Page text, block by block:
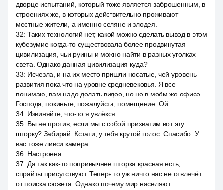
дворце испытаний, который тоже является заброшенным, в
строениях же, в которых действительно проживают
местные жители, а именно селяне и злодея.
32: Таких технологий нет, какой можно сделать вывод в этом
кубезумие когда-то существовала более продвинутая
цивилизация, чьи руины и можно найти в разных уголках
света. Однако данная цивилизация куда?
33: Исчезла, и на их место пришли носатые, чей уровень
развития пока что на уровне средневековья. Я все
понимаю, вам надо делать видео, но не в моём же офисе.
Господа, покиньте, пожалуйста, помещение. Ой.
34: Извиняйте, что-то я увлёкся.
35: Вы не против, если мы с собой прихватим вот эту
шторку? Забирай. Кстати, у тебя крутой голос. Спасибо. У
вас тоже ливси камера.
36: Настроена.
37: Да так как-то попривычнее шторка красная есть,
спрайты присутствуют. Теперь то уж ничто нас не отвлечёт
от поиска сюжета. Однако почему мир населяют